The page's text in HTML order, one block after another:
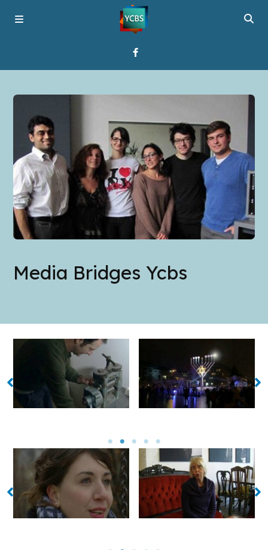
Programme
Über YCBS
Media Bridges
Media Bridges Ycbs